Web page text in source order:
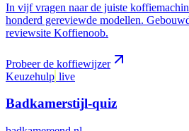
In vijf vragen naar de juiste
honderd gereviewde modellen.
reviewsite Koffienoob.
Probeer de koffiewijzer
Keuzehulp live
Badkamerstijl-quiz